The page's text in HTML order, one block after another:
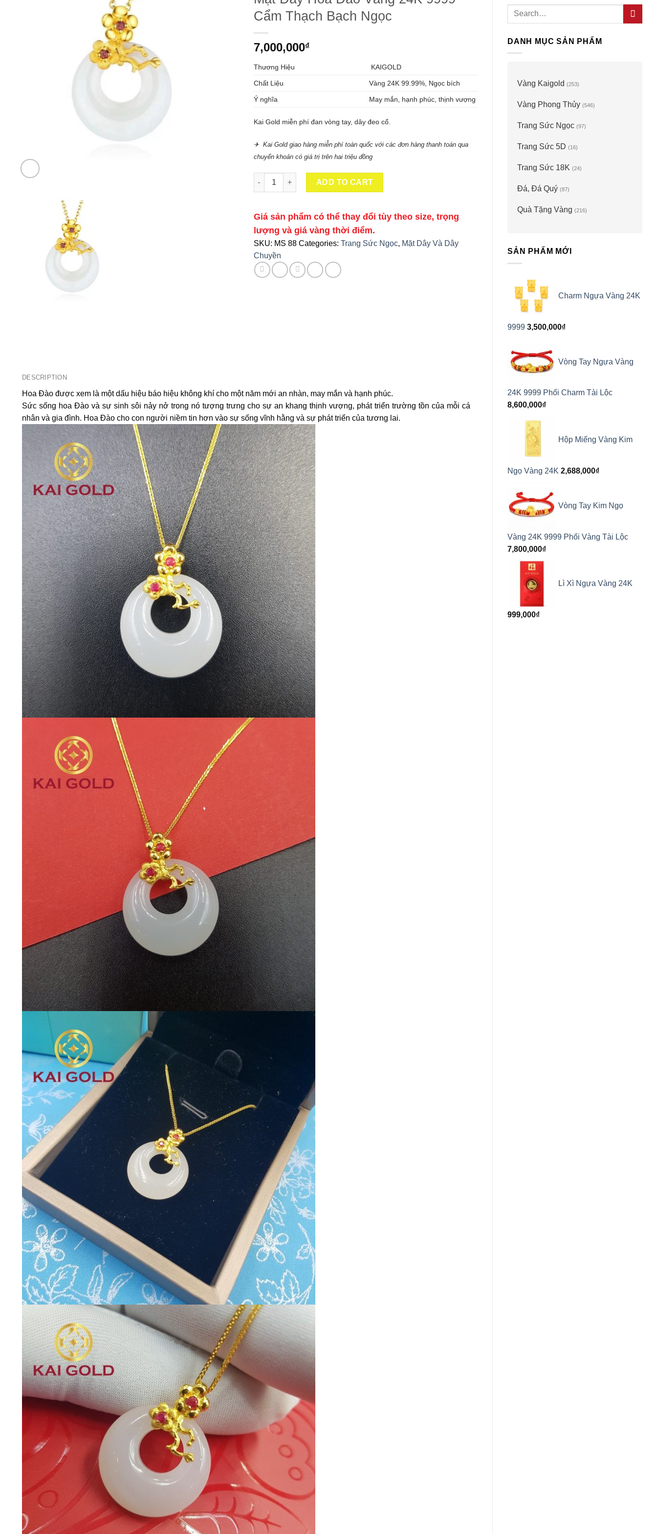
Search
DANH MỤC SẢN PHẨM
Vàng Kaigold (253)
Vàng Phong Thủy (546)
Trang Sức Ngọc (97)
Trang Sức 5D (16)
Trang Sức 18K (24)
Đá, Đá Quý (87)
Quà Tặng Vàng (216)
SẢN PHẨM MỚI
Charm Ngựa Vàng 24K
9999 3,500,000₫
Vòng Tay Ngựa Vàng
24K 9999 Phối Charm Tài Lộc
8,600,000₫
Hộp Miếng Vàng Kim
Ngọ Vàng 24K 2,688,000₫
Vòng Tay Kim Ngọ
Vàng 24K 9999 Phối Vàng Tài Lộc
7,800,000₫
Lì Xì Ngựa Vàng 24K
999,000₫
Cẩm Thạch Bạch Ngọc
7,000,000₫
Thương Hiệu KAIGOLD
Chất Liệu Vàng 24K 99.99%, Ngọc bích
Ý nghĩa May mắn, hạnh phúc, thịnh vượng
Kai Gold miễn phí đan vòng tay, dây đeo cổ.
✈ Kai Gold giao hàng miễn phí toàn quốc với các đơn hàng thanh toán qua
chuyển khoản có giá trị trên hai triệu đồng
Mặt Dây Hoa Đào Vàng 24K 9999 Cẩm Thạch Bạch Ngọc quantity
ADD TO CART
Giá sản phẩm có thể thay đổi tùy theo size, trọng
lượng và giá vàng thời điểm.
SKU: MS 88 Categories: Trang Sức Ngọc, Mặt Dây Và Dây
Chuyền
DESCRIPTION
Hoa Đào được xem là một dấu hiệu báo hiệu không khí cho một năm mới an nhàn, may mắn và hạnh phúc.
Sức sống hoa Đào và sự sinh sôi nảy nở trong nó tượng trưng cho sự an khang thịnh vượng, phát triển trường tồn của mỗi cá
nhân và gia đình. Hoa Đào cho con người niềm tin hơn vào sự sống vĩnh hằng và sự phát triển của tương lai.